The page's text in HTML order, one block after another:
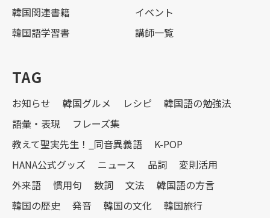
韓国関連書籍
韓国語学習書
イベント
講師一覧
TAG
お知らせ 韓国グルメ レシピ
韓国語の勉強法
語彙・表現
フレーズ集
教えて聖実先生！_同音異義語
K-POP
HANA公式グッズ
ニュース 品詞
変則活用
外来語
慣用句 数詞 文法
韓国語の方言
韓国の歴史
発音 韓国の文化
韓国旅行